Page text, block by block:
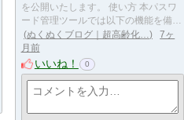
を公開いたします。 使い方 本パスワ
ード管理ツールでは以下の機能を備…
ぬくぬくブログ｜超高齢化…
7ヶ
月前
いいね！ 0